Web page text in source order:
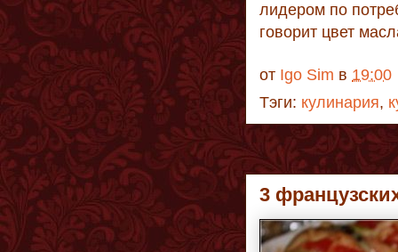
лидером по
говорит цвет
от Igo Sim в 19:00
Тэги: кулинария,
3